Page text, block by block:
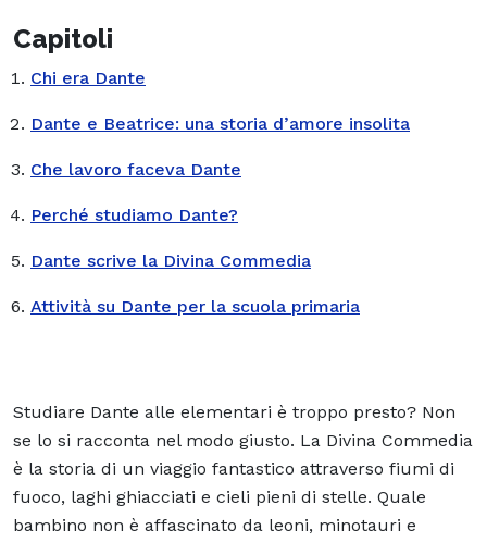
Capitoli
Chi era Dante
Dante e Beatrice: una storia d’amore insolita
Che lavoro faceva Dante
Perché studiamo Dante?
Dante scrive la Divina Commedia
Attività su Dante per la scuola primaria
Studiare Dante alle elementari è troppo presto? Non
se lo si racconta nel modo giusto. La Divina Commedia
è la storia di un viaggio fantastico attraverso fiumi di
fuoco, laghi ghiacciati e cieli pieni di stelle. Quale
bambino non è affascinato da leoni, minotauri e